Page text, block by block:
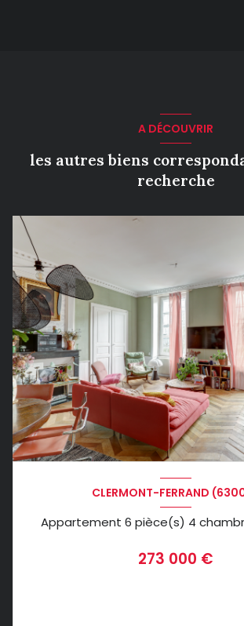
A DÉCOUVRIR
les autres biens
recherche
CLERMONT-FERRAND
273 000 €